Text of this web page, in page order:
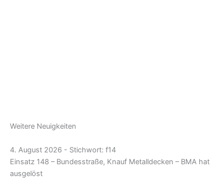
Weitere Neuigkeiten
4. August 2026 - Stichwort: f14
Einsatz 148 – Bundesstraße, Knauf Metalldecken – BMA hat
ausgelöst